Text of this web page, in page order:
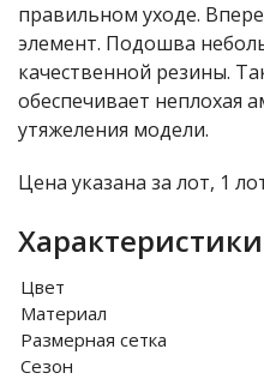
правильном уходе.
элемент. Подошва
качественной резины.
обеспечивает неплохая
утяжеления модели.
Цена указана за лот, 1
Характеристики
Цвет
Материал
Размерная сетка
Сезон